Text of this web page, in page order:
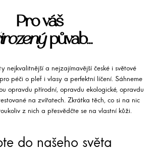
Pro váš
půvab...
nejkvalitnější a nejzajímavější české i světové
péči o pleť i vlasy a perfektní líčení. Sáhneme
opravdu přírodní, opravdu ekologické, opravdu
na zvířatech. Zkrátka těch, co si na nic
z nich a přesvědčte se na vlastní kůži.
do našeho světa